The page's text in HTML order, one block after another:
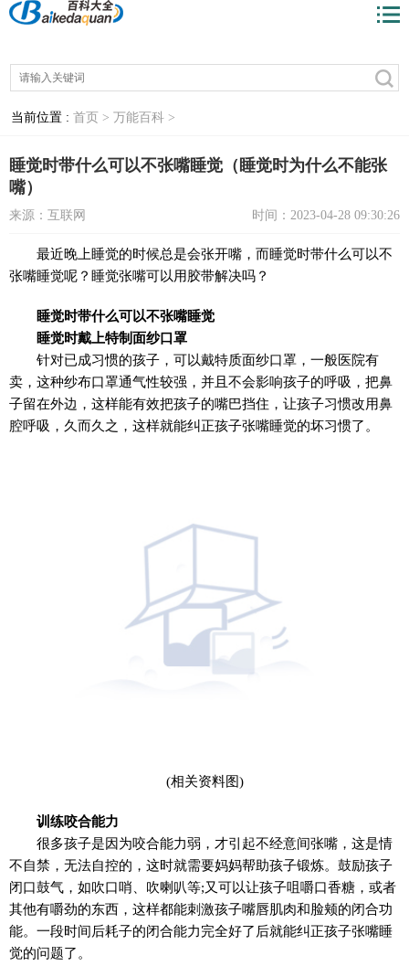
当前位置 : 首页 > 万能百科 >
睡觉时带什么可以不张嘴睡觉（睡觉时为什么不能张
嘴）
来源：互联网 时间：2023-04-28 09:30:26
最近晚上睡觉的时候总是会张开嘴，而睡觉时带什么可以不
张嘴睡觉呢？睡觉张嘴可以用胶带解决吗？
睡觉时带什么可以不张嘴睡觉
睡觉时戴上特制面纱口罩
针对已成习惯的孩子，可以戴特质面纱口罩，一般医院有
卖，这种纱布口罩通气性较强，并且不会影响孩子的呼吸，把鼻
子留在外边，这样能有效把孩子的嘴巴挡住，让孩子习惯改用鼻
腔呼吸，久而久之，这样就能纠正孩子张嘴睡觉的坏习惯了。
(相关资料图)
训练咬合能力
很多孩子是因为咬合能力弱，才引起不经意间张嘴，这是情
不自禁，无法自控的，这时就需要妈妈帮助孩子锻炼。鼓励孩子
闭口鼓气，如吹口哨、吹喇叭等;又可以让孩子咀嚼口香糖，或者
其他有嚼劲的东西，这样都能刺激孩子嘴唇肌肉和脸颊的闭合功
能。一段时间后耗子的闭合能力完全好了后就能纠正孩子张嘴睡
觉的问题了。